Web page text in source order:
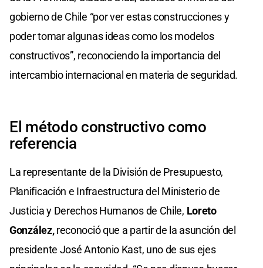
gobierno de Chile “por ver estas construcciones y
poder tomar algunas ideas como los modelos
constructivos”, reconociendo la importancia del
intercambio internacional en materia de seguridad.
El método constructivo como
referencia
La representante de la División de Presupuesto,
Planificación e Infraestructura del Ministerio de
Justicia y Derechos Humanos de Chile, Loreto
González,reconoció que a partir de la asunción del
presidente José Antonio Kast, uno de sus ejes